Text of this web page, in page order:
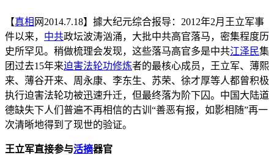
【真相 网2014.7.18】據大纪元综合报导：2012年2月王立军事
件以来， 中共政坛波涛汹涌，大批中共高官落马，密集程度历
史所罕见。稍做梳理会发现，这些落马高官多是中共江泽民集
团过去15年来迫害法轮功修炼者的最核心成员，王立军、薄熙
来、薄谷开来、周永康、李东生、苏荣、徐才厚等人都曾积极
执行迫害法轮功被迅速升迁，但最终落为阶下囚。中国大陆道
德缺失下人们普遍不再相信的古训“善恶有报，如影相随”再一
次清晰地得到了现世的验证。
王立军直接参与活摘器官